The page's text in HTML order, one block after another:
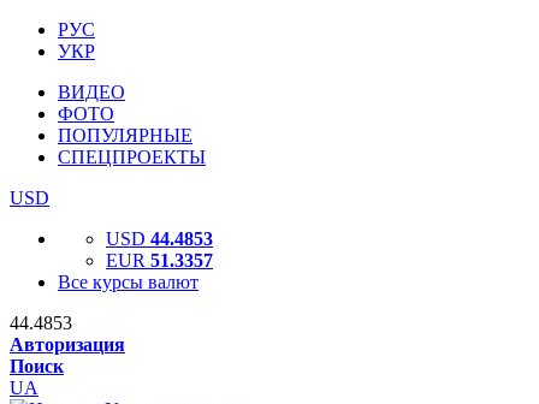
РУС
УКР
ВИДЕО
ФОТО
ПОПУЛЯРНЫЕ
СПЕЦПРОЕКТЫ
USD
USD 44.4853
EUR 51.3357
Все курсы валют
44.4853
Авторизация
Поиск
UA